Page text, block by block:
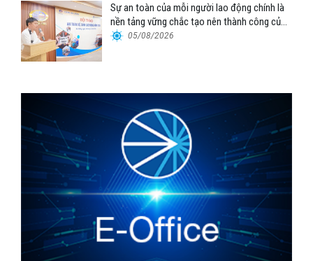
Sự an toàn của mỗi người lao động chính là
nền tảng vững chắc tạo nên thành công của
Cảng Đà Nẵng
05/08/2026